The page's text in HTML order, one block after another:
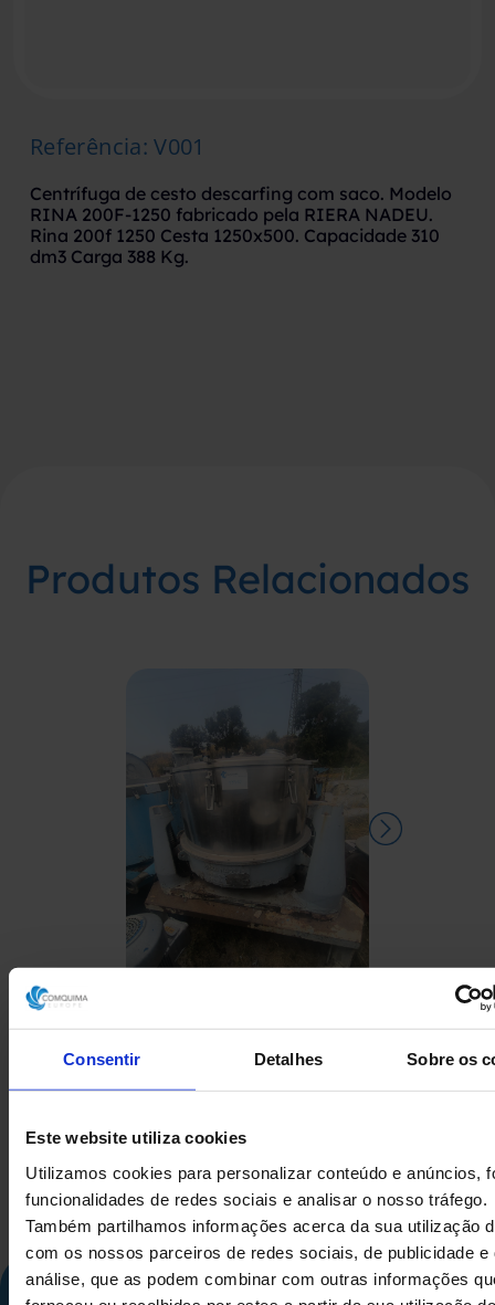
Consentir Detalhes Sobre os
Este website utiliza cookies
Utilizamos cookies para personalizar conteúdo e anúncios,
funcionalidades de redes sociais e analisar o nosso tráfego.
Também partilhamos informações acerca da sua utilização
com os nossos parceiros de redes sociais, de publicidade e
análise, que as podem combinar com outras informações
Referência: V001
Centrífuga de cesto descarfing com saco. Modelo
RINA 200F-1250 fabricado pela RIERA NADEU.
Rina 200f 1250 Cesta 1250x500. Capacidade 310
dm3 Carga 388 Kg.
Produtos Relacionados
CENTRÍFUGA RIERA
NADEU 200F-1000 EM AÇO
INOXIDÁVEL 316 250 KG
VERTICAL